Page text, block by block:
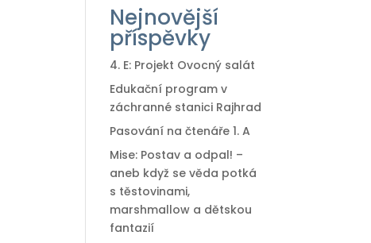
Nejnovější
příspěvky
4. E: Projekt Ovocný salát
Edukační program v
záchranné stanici Rajhrad
Pasování na čtenáře 1. A
Mise: Postav a odpal! –
aneb když se věda potká
s těstovinami,
marshmallow a dětskou
fantazií